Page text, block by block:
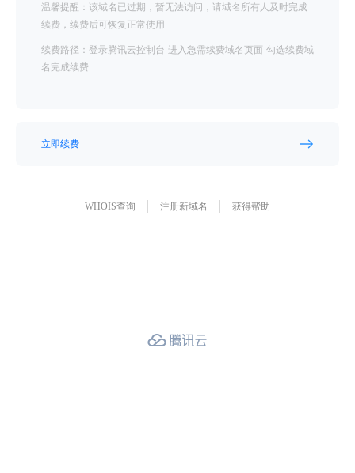
温馨提醒：该域名已过期，暂无法访问，请域名所有人及时完成
续费，续费后可恢复正常使用
续费路径：登录腾讯云控制台-进入急需续费域名页面-勾选续费域
名完成续费
立即续费
WHOIS查询 注册新域名 获得帮助